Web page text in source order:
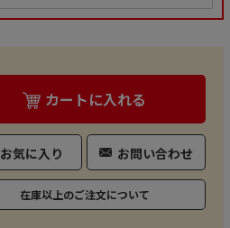
カートに入れる
お気に入り お問い合わせ
在庫以上のご注文について